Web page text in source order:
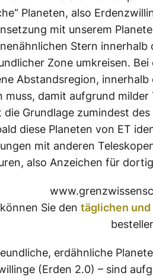
Planeten, also
mit unserem
Stern innerhalb
Zone umkreisen.
Abstandsregion,
muss, damit aufgrund
die Grundlage zumindest
diese Planeten von ET
mit anderen
also Anzeichen für
können Sie den täglichen
erdähnliche
(Erden 2.0) – sind